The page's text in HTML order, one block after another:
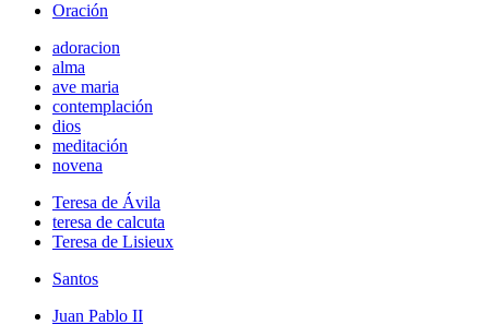
Oración
adoracion
alma
ave maria
contemplación
dios
meditación
novena
Teresa de Ávila
teresa de calcuta
Teresa de Lisieux
Santos
Juan Pablo II